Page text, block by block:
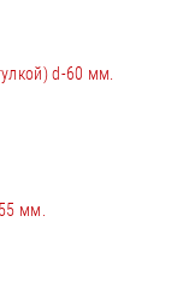
d-60 мм.
мм.